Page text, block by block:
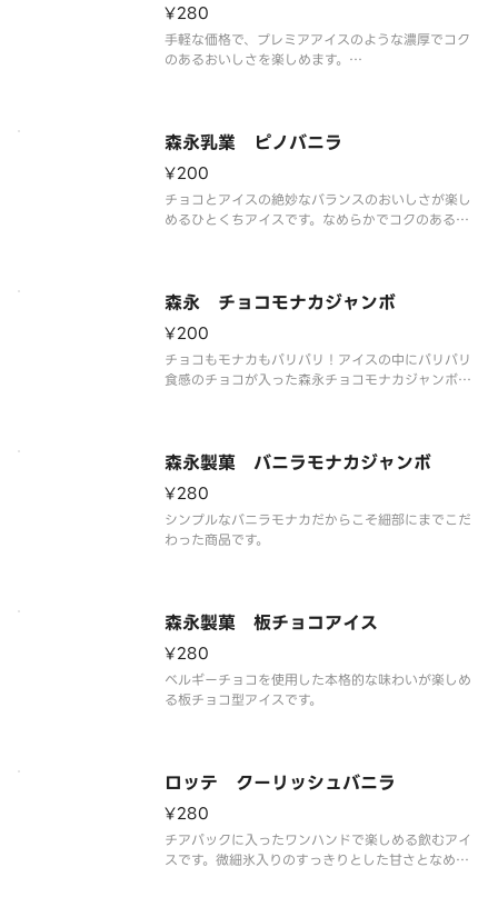
¥280
手軽な価格で、プレミアアイスのような濃厚でコク
のあるおいしさを楽しめます。
森永乳業 ピノバニラ
¥200
チョコとアイスの絶妙なバランスのおいしさが楽し
めるひとくちアイスです。なめらかでコクのあるバ
解の可能性もございます。ご了承の上ご注文くださ
森永 チョコモナカジャンボ
¥200
チョコもモナカもパリパリ！アイスの中にパリパリ
食感のチョコが入った森永チョコモナカジャンボ。
※品質に配慮して配送いたしますが、商品性質上溶
森永製菓 バニラモナカジャンボ
¥280
シンプルなバニラモナカだからこそ細部にまでこだ
わった商品です。
森永製菓 板チョコアイス
¥280
ベルギーチョコを使用した本格的な味わいが楽しめ
る板チョコ型アイスです。
ロッテ クーリッシュバニラ
¥280
チアパックに入ったワンハンドで楽しめる飲むアイ
スです。微細氷入りのすっきりとした甘さとなめら